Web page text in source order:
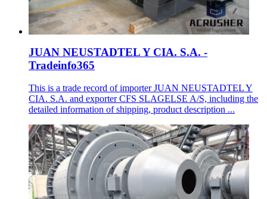
JUAN NEUSTADTEL Y CIA. S.A. -
Tradeinfo365
This is a trade record of importer JUAN NEUSTADTEL Y
CIA. S.A. and exporter CFS SLAGELSE A/S, including the
detailed information of shipping, product description ...